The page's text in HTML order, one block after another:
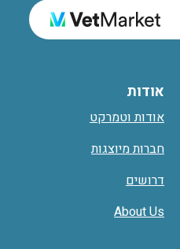
אודות
אודות וטמרקט
חברות מיוצגות
דרושים
About Us